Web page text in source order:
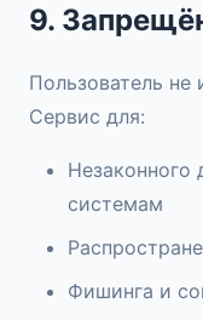
9.
Пользователь не
Сервис для:
Незаконного
системам
Фишинга и